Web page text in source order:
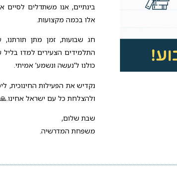
בינתיים, אנו משתדלים
אלו בכמה מקצועות.
חג שבועות, זמן מתן
התלמידים הצעירים למדו בליל
כולנו ל'נעשה ונשמע' אמיתי.
נקדיש את הפעילות החינוכית,
ולהצלחת כל עם ישראל אחינו.🙏🇮🇱
שבת שלום,
משפחת המדרשיה.